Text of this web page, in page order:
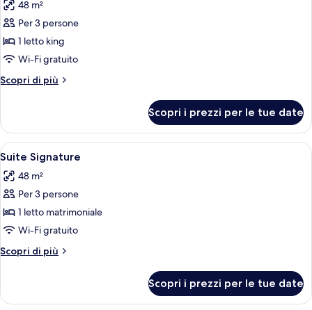
le
foto
per
Suite
Signature
48 m²
Per 3 persone
1 letto king
Wi-Fi gratuito
Scopri di più
Altri
Signature
Scopri i prezzi per le tue date
Apri
tutte
le
foto
per
Suite
Signature
Una stanza con camino, due
6
Suite Signature
48 m²
Per 3 persone
1 letto matrimoniale
Wi-Fi gratuito
Scopri di più
Altri
Signature
Scopri i prezzi per le tue date